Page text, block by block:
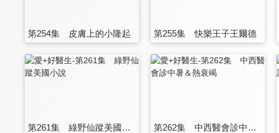
第254集 皮膚上的小隆起 第255集 快樂王子王爾德
第261集 綠野仙蹤美國小說 第262集 中西醫會診中暑＆熱衰竭